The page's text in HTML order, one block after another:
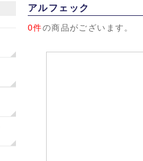
アルフェック
0件の商品がございます。